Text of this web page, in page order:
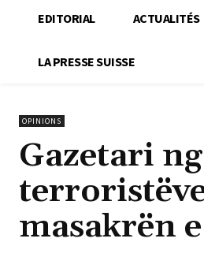
EDITORIAL ACTUALITÉS
LA PRESSE SUISSE
OPINIONS
Gazetari
masakrën